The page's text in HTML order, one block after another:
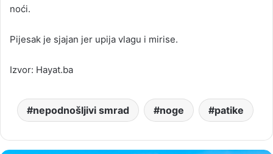
noći.
Pijesak je sjajan jer upija vlagu i mirise.
Izvor: Hayat.ba
nepodnošljivi smrad noge patike